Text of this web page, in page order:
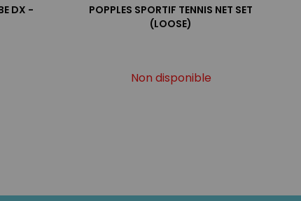
DX -
POPPLES SPORTIF TENNIS NET SET
(LOOSE)
Non disponible